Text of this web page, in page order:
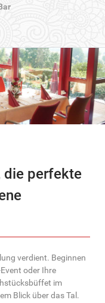
die perfekte
verdient. Beginnen
oder Ihre
im
Blick über das Tal.